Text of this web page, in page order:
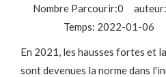
Nombre Parcourir:0
Temps: 2022-01-06
En 2021, les hausses fortes et
sont devenues la norme dans